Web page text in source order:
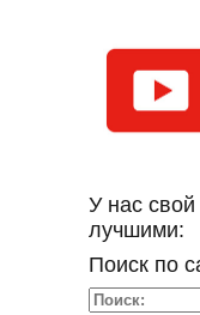
У нас
лучшими:
Поиск по